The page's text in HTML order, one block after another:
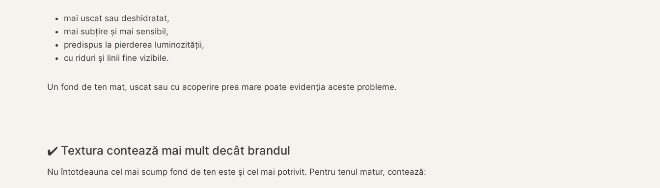
mai uscat sau deshidratat,
mai subțire și mai sensibil,
predispus la pierderea luminozității,
cu riduri și linii fine vizibile.
Un fond de ten mat, uscat sau cu acoperire prea mare poate evidenția aceste probleme.
✔️ Textura contează mai mult decât brandul
Nu întotdeauna cel mai scump fond de ten este și cel mai potrivit. Pentru tenul matur, contează: